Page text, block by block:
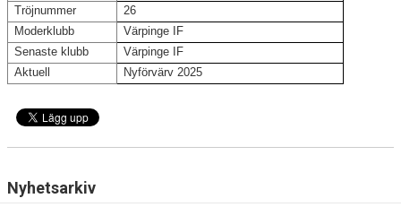
Tröjnummer
26
Moderklubb
Värpinge IF
Senaste klubb
Värpinge IF
Aktuell
Nyförvärv 2025
Nyhetsarkiv